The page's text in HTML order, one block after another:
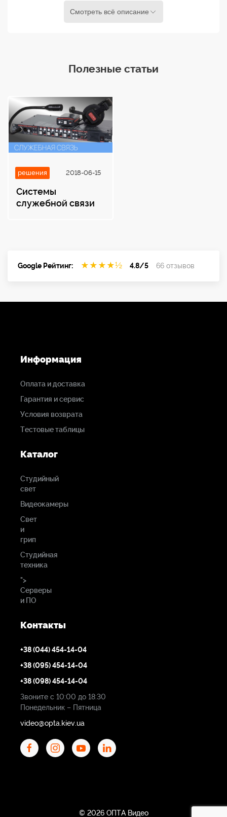
интерком системой. Работает как 4x16 так и 16x4
Предельно-допустимы ток:1A/30V DC max
perconnection.-Подключения:Аудио-Интерком 20x
3пинsockets/expansion byIDC/управление через
RJ45/PCUSB.-Диапазон рабочих частот/
Искажение:DC-20Khz/>80dB.-Размеры и
вес:высота 1Ux160 мм5 Кг.
Смотреть всё описание
Полезные статьи
решения 2018-06-15
Системы
служебной связи
Google Рейтинг: ★ ★ ★ ★½ 4.8/5 66 отзывов
Информация
Оплата и доставка
Гарантия и сервис
Условия возврата
Тестовые таблицы
Каталог
Студийный
свет
Видеокамеры
Свет
и
грип
Студийная
техника
">
Серверы
и ПО
Контакты
+38 (044) 454-14-04
+38 (095) 454-14-04
+38 (098) 454-14-04
Звоните с 10:00 до 18:30
Понедельник – Пятница
video@opta.kiev.ua
© 2026 ОПТА Видео